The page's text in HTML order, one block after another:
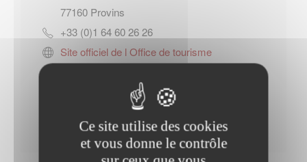
77160 Provins
+33 (0)1 64 60 26 26
Site officiel de l Office de tourisme
de Leudon-en-Brie
Contacter l'office de tourisme
Ce site utilise des cookies
et vous donne le contrôle